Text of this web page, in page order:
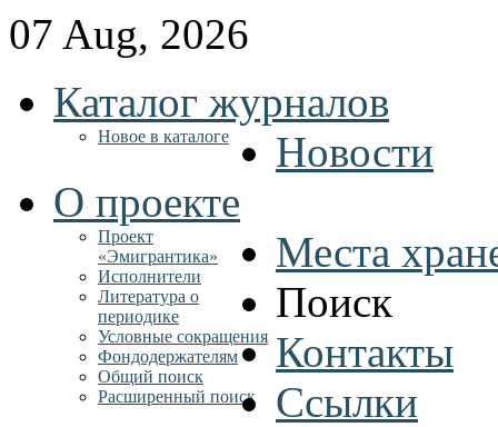
07 Aug, 2026
Каталог журналов
Новое в каталоге
Новости
О проекте
Проект
«Эмигрантика»
Исполнители
Литература о
периодике
Условные сокращения
Фондодержателям
Места
Поиск
Общий поиск
Расширенный поиск
Контакты
Ссылки